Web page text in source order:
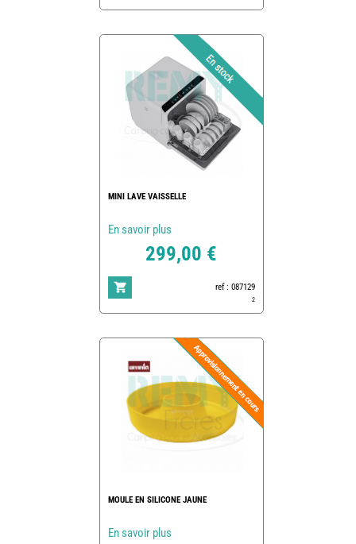
MINI LAVE VAISSELLE
En savoir plus
299,00 €
ref : 087129
2
MOULE EN SILICONE JAUNE
En savoir plus